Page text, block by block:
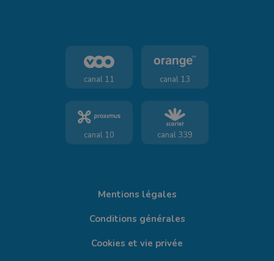
canal 11 canal 13
canal 10 canal 339
Mentions légales
Conditions générales
Cookies et vie privée